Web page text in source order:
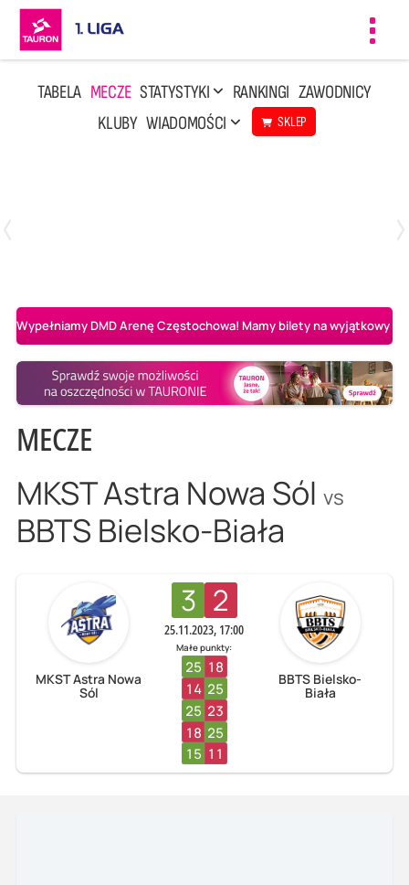
TABELA MECZE STATYSTYKI RANKINGI ZAWODNICY
KLUBY WIADOMOŚCI SKLEP
Wypełniamy DMD Arenę Częstochowa! Mamy bilety na wyjątkowy
MECZE
MKST Astra Nowa Sól vs
BBTS Bielsko-Biała
MKST Astra Nowa
Sól
3 2
25.11.2023, 17:00
Małe punkty:
25 18
14 25
25 23
18 25
15 11
BBTS Bielsko-
Biała